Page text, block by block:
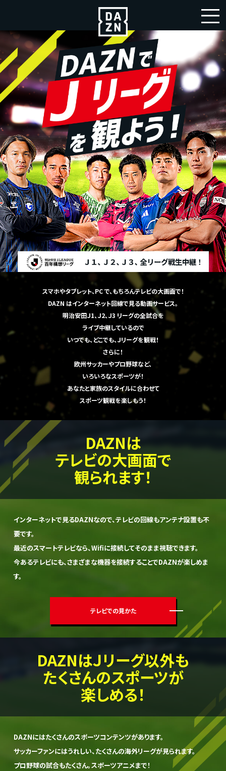
スマホやタブレット、PC で、もちろんテレビの大画面で！
DAZN はインターネット回線で見る動画サービス。
明治安田Ｊ1、Ｊ2、Ｊ3 リーグの全試合を
ライブ中継しているので
いつでも、どこでも、Ｊリーグを観戦！
さらに！
欧州サッカーやプロ野球など、
いろいろなスポーツが！
あなたと家族のスタイルに合わせて
スポーツ観戦を楽しもう！
DAZNは
テレビの大画面で
観られます！
インターネットで見るDAZNなので、テレビの回線もアンテナ設置も不
要です。
最近のスマートテレビなら、Wifiに接続してそのまま視聴できます。
今あるテレビにも、さまざまな機器を接続することでDAZNが楽しめま
す。
テレビでの見かた
DAZNはＪリーグ以外も
たくさんのスポーツが
楽しめる！
DAZNにはたくさんのスポーツコンテンツがあります。
サッカーファンにはうれしい、たくさんの海外リーグが見られます。
プロ野球の試合もたくさん。スポーツアニメまで！